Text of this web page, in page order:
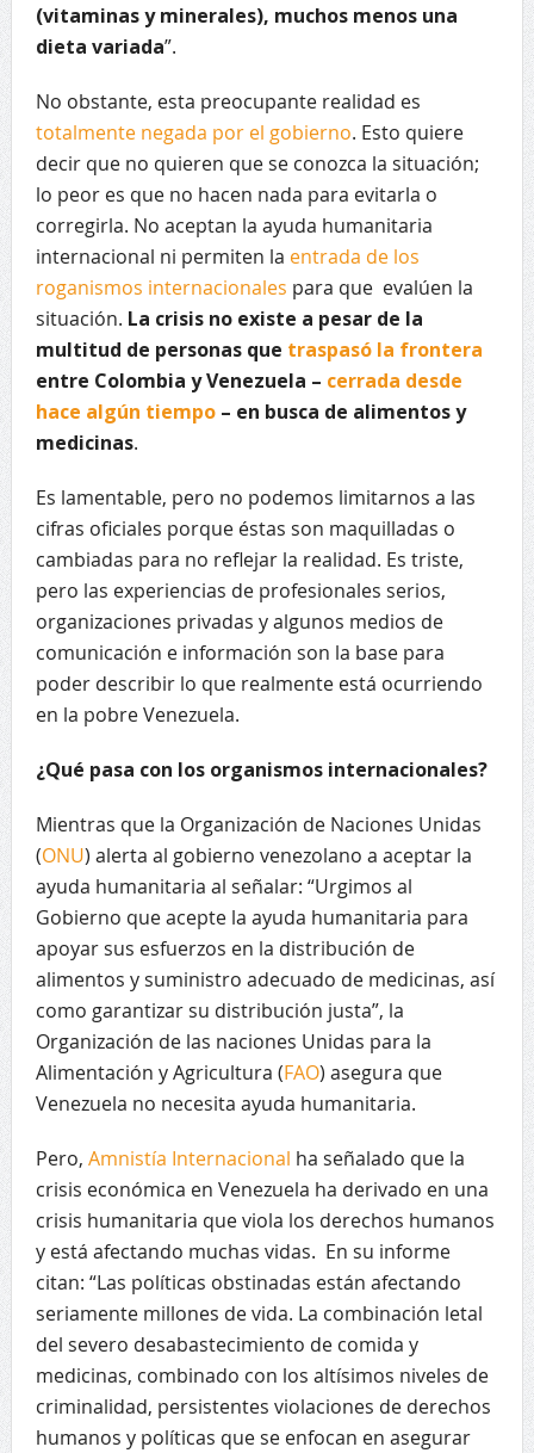
(vitaminas y minerales), muchos menos una
dieta variada”.
No obstante, esta preocupante realidad es
totalmente negada por el gobierno. Esto quiere
decir que no quieren que se conozca la situación;
lo peor es que no hacen nada para evitarla o
corregirla. No aceptan la ayuda humanitaria
internacional ni permiten la entrada de los
roganismos internacionales para que evalúen la
situación. La crisis no existe a pesar de la
multitud de personas que traspasó la frontera
entre Colombia y Venezuela – cerrada desde
hace algún tiempo– en busca de alimentos y
medicinas.
Es lamentable, pero no podemos limitarnos a las
cifras oficiales porque éstas son maquilladas o
cambiadas para no reflejar la realidad. Es triste,
pero las experiencias de profesionales serios,
organizaciones privadas y algunos medios de
comunicación e información son la base para
poder describir lo que realmente está ocurriendo
en la pobre Venezuela.
¿Qué pasa con los organismos internacionales?
Mientras que la Organización de Naciones Unidas
(ONU) alerta al gobierno venezolano a aceptar la
ayuda humanitaria al señalar: “Urgimos al
Gobierno que acepte la ayuda humanitaria para
apoyar sus esfuerzos en la distribución de
alimentos y suministro adecuado de medicinas, así
como garantizar su distribución justa”, la
Organización de las naciones Unidas para la
Alimentación y Agricultura (FAO) asegura que
Venezuela no necesita ayuda humanitaria.
Pero, Amnistía Internacional ha señalado que la
crisis económica en Venezuela ha derivado en una
crisis humanitaria que viola los derechos humanos
y está afectando muchas vidas. En su informe
citan: “Las políticas obstinadas están afectando
seriamente millones de vida. La combinación letal
del severo desabastecimiento de comida y
medicinas, combinado con los altísimos niveles de
criminalidad, persistentes violaciones de derechos
humanos y políticas que se enfocan en asegurar